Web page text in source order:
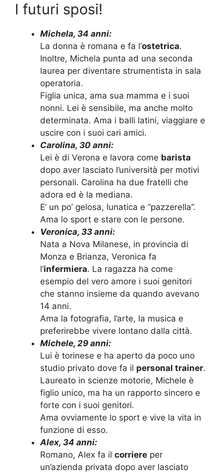
I futuri sposi!
Michela, 34 anni:
La donna è romana e fa l’ostetrica.
Inoltre, Michela punta ad una seconda
laurea per diventare strumentista in sala
operatoria.
Figlia unica, ama sua mamma e i suoi
nonni. Lei è sensibile, ma anche molto
determinata. Ama i balli latini, viaggiare e
uscire con i suoi cari amici.
Carolina, 30 anni:
Lei è di Verona e lavora come barista
dopo aver lasciato l’università per motivi
personali. Carolina ha due fratelli che
adora ed è la mediana.
E’ un po’ gelosa, lunatica e “pazzerella”.
Ama lo sport e stare con le persone.
Veronica, 33 anni:
Nata a Nova Milanese, in provincia di
Monza e Brianza, Veronica fa
l’infermiera. La ragazza ha come
esempio del vero amore i suoi genitori
che stanno insieme da quando avevano
14 anni.
Ama la fotografia, l’arte, la musica e
preferirebbe vivere lontano dalla città.
Michele, 29 anni:
Lui è torinese e ha aperto da poco uno
studio privato dove fa il personal trainer.
Laureato in scienze motorie, Michele è
figlio unico, ma ha un rapporto sincero e
forte con i suoi genitori.
Ama ovviamente lo sport e vive la vita in
funzione di esso.
Alex, 34 anni:
Romano, Alex fa il corriere per
un’azienda privata dopo aver lasciato